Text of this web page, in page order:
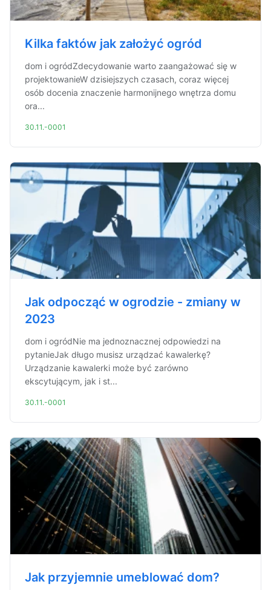
Kilka faktów jak założyć ogród
dom i ogródZdecydowanie warto zaangażować się w
projektowanieW dzisiejszych czasach, coraz więcej
osób docenia znaczenie harmonijnego wnętrza domu
ora...
30.11.-0001
Jak odpocząć w ogrodzie - zmiany w
2023
dom i ogródNie ma jednoznacznej odpowiedzi na
pytanieJak długo musisz urządzać kawalerkę?
Urządzanie kawalerki może być zarówno
ekscytującym, jak i st...
30.11.-0001
Jak przyjemnie umeblować dom?